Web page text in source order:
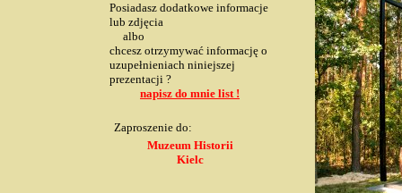
Posiadasz dodatkowe informacje
lub zdjęcia
albo
chcesz otrzymywać informację o
uzupełnieniach niniejszej
prezentacji ?
napisz do mnie list !
Zaproszenie do:
Muzeum Historii
Kielc